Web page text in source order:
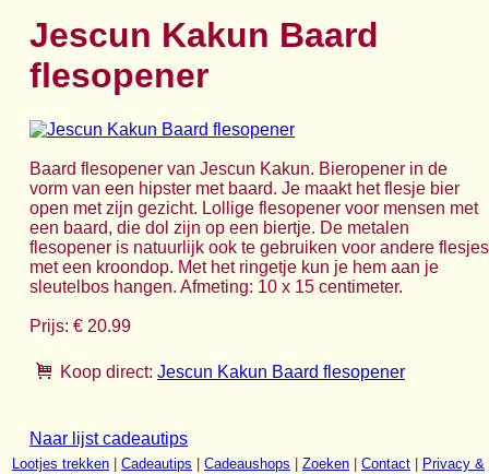
Jescun Kakun Baard
flesopener
Baard flesopener van Jescun Kakun. Bieropener in de
vorm van een hipster met baard. Je maakt het flesje bier
open met zijn gezicht. Lollige flesopener voor mensen met
een baard, die dol zijn op een biertje. De metalen
flesopener is natuurlijk ook te gebruiken voor andere flesjes
met een kroondop. Met het ringetje kun je hem aan je
sleutelbos hangen. Afmeting: 10 x 15 centimeter.
Prijs: € 20.99
Koop direct: Jescun Kakun Baard flesopener
Naar lijst cadeautips
Lootjes trekken Cadeautips Cadeaushops Zoeken Contact Privacy &